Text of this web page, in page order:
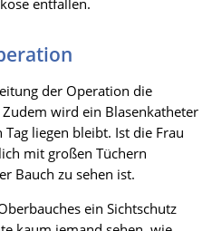
der Operation die
wird ein Blasenkatheter
liegen bleibt. Ist die Frau
mit großen Tüchern
Bauch zu sehen ist.
ein Sichtschutz